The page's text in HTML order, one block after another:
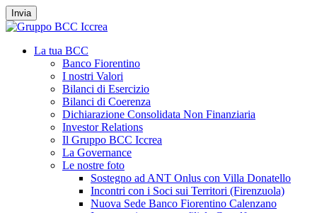
Invia
La tua BCC
Banco Fiorentino
I nostri Valori
Bilanci di Esercizio
Bilanci di Coerenza
Dichiarazione Consolidata Non Finanziaria
Investor Relations
Il Gruppo BCC Iccrea
La Governance
Le nostre foto
Sostegno ad ANT Onlus con Villa Donatello
Incontri con i Soci sui Territori (Firenzuola)
Nuova Sede Banco Fiorentino Calenzano